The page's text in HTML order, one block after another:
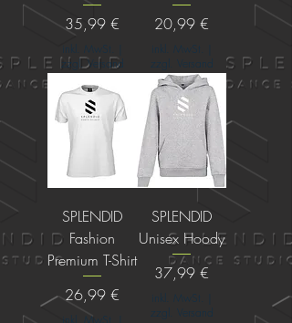
Preis
35,99 €
inkl. MwSt.
zzgl. Versand
Preis
20,99 €
inkl. MwSt.
zzgl. Versand
SPLENDID
Fashion
Premium T-Shirt
Preis
26,99 €
SPLENDID
Unisex Hoody
Preis
37,99 €
inkl. MwSt.
zzgl. Versand